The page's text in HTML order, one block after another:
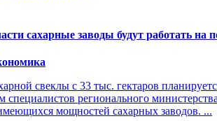
сахарные заводы будут работать на
свеклы с 33 тыс. гектаров
специалистов регионального
мощностей сахарных заводов. ...